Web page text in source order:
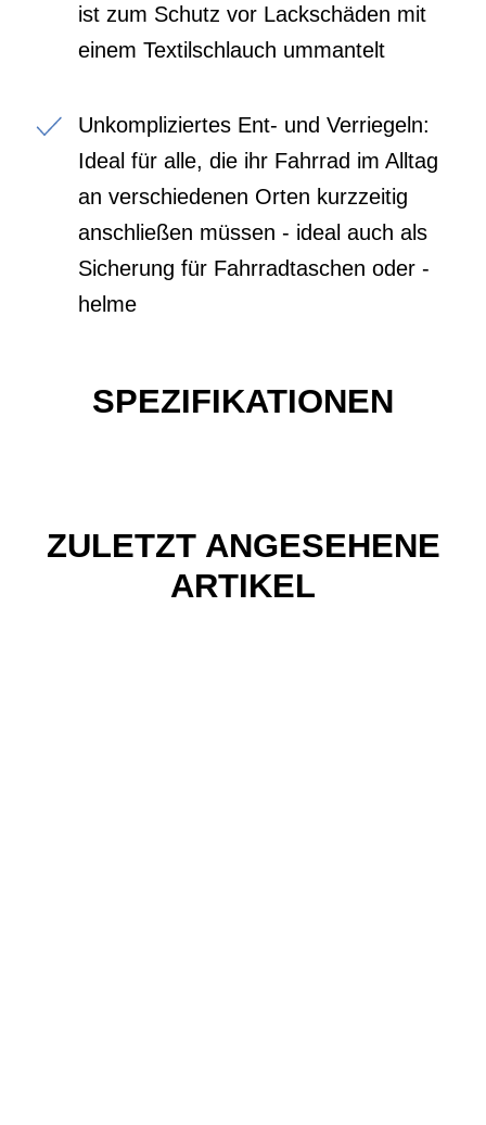
ist zum Schutz vor Lackschäden mit
einem Textilschlauch ummantelt
Unkompliziertes Ent- und Verriegeln:
Ideal für alle, die ihr Fahrrad im Alltag
an verschiedenen Orten kurzzeitig
anschließen müssen - ideal auch als
Sicherung für Fahrradtaschen oder -
helme
SPEZIFIKATIONEN
ZULETZT ANGESEHENE
ARTIKEL